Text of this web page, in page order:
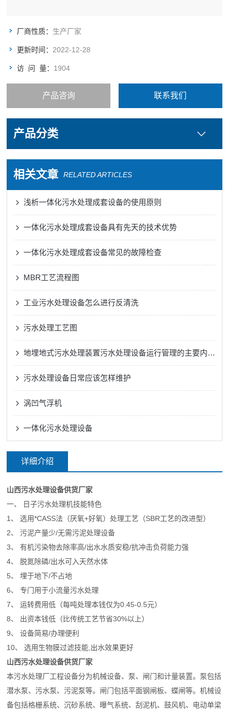
厂商性质： 生产厂家
更新时间： 2022-12-28
访 问 量： 1904
产品咨询 联系我们
产品分类
相关文章 RELATED ARTICLES
浅析一体化污水处理成套设备的使用原则
一体化污水处理成套设备具有先天的技术优势
一体化污水处理成套设备常见的故障检查
MBR工艺流程图
工业污水处理设备怎么进行反清洗
污水处理工艺图
地埋地式污水处理装置污水处理设备运行管理的主要内容有哪些
污水处理设备日常应该怎样维护
涡凹气浮机
一体化污水处理设备
详细介绍
山西污水处理设备供货厂家
一、 日子污水处理机技能特色
1、 选用*CASS法（厌氧+好氧）处理工艺（SBR工艺的改进型）
2、 污泥产量少/无需污泥处理设备
3、 有机污染物去除率高/出水水质安稳/抗冲击负荷能力强
4、 脱氮除磷/出水可入天然水体
5、 埋于地下/不占地
6、 专门用于小流量污水处理
7、 运转费用低（每吨处理本钱仅为0.45-0.5元）
8、 出资本钱低（比传统工艺节省30%以上）
9、 设备简易/办理便利
10、 选用生物膜过滤技能,出水效果更好
山西污水处理设备供货厂家
本污水处理厂工程设备分为机械设备、泵、闸门和计量装置。泵包括
潜水泵、污水泵、污泥泵等。闸门包括平面钢闸板、蝶闸等。机械设
备包括格栅系统、沉砂系统、曝气系统、刮泥机、鼓风机、电动单梁